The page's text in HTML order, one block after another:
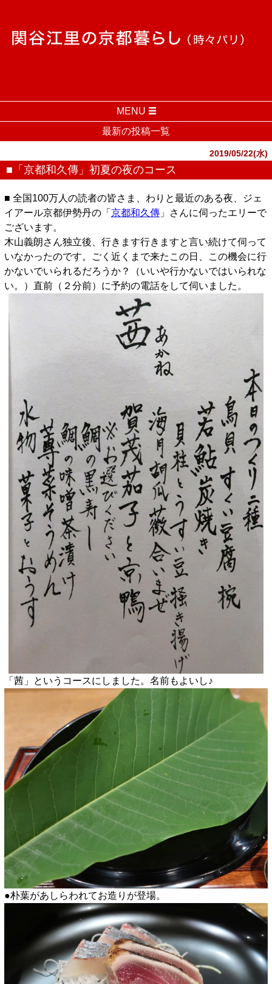
MENU
最新の投稿一覧
2019/05/22(水)
■「京都和久傳」初夏の夜のコース
■ 全国100万人の読者の皆さま、わりと最近のある夜、ジェ
イアール京都伊勢丹の「 京都和久傳」さんに伺ったエリーで
ございます。
木山義朗さん独立後、行きます行きますと言い続けて伺って
いなかったのです。ごく近くまで来たこの日、この機会に行
かないでいられるだろうか？（いいや行かないではいられな
い。）直前（２分前）に予約の電話をして伺いました。
「茜」というコースにしました。名前もよいし♪
●朴葉があしらわれてお造りが登場。